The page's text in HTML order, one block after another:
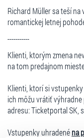
Richard Müller sa teší
romantickej letnej
-----------
Klienti, ktorým zmena
na tom predajnom
Klienti, ktorí si
ich môžu vrátiť
adresu: Ticketportal SK,
Vstupenky uhradenéna